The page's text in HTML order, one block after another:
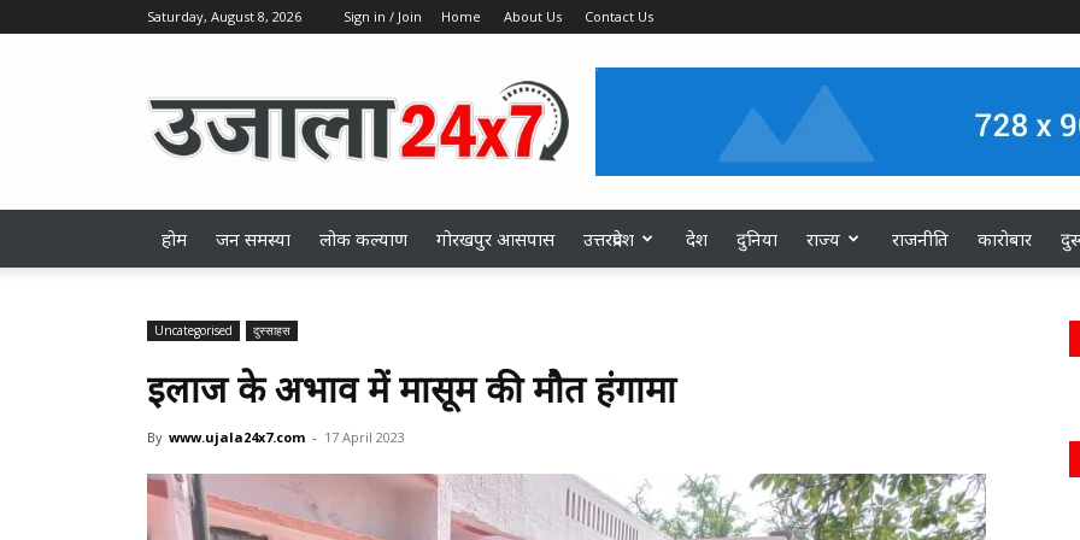
Saturday, August 8, 2026 Sign in / Join Home About Us Contact Us
होम जन समस्या लोक कल्याण गोरखपुर आसपास उत्तरप्रदेश देश दुनिया राज्य राजनीति कारोबार
Uncategorised दुस्साहस
इलाज के अभाव में मासूम की मौत हंगामा
By www.ujala24x7.com - 17 April 2023